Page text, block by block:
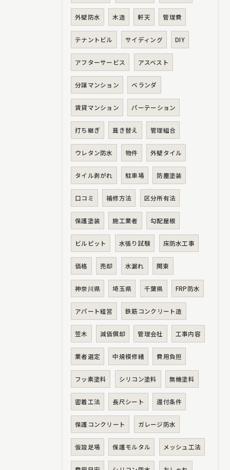
外壁防水 木造 軒天 管理費
テナントビル サイディング DIY
アフターサービス アスベスト
分譲マンション ベランダ
賃貸マンション パーテーション
打ち継ぎ 葺き替え 管理組合
ウレタン防水 物件 外壁タイル
タイル剥がれ 駐車場 防塵塗装
口コミ 補修方法 区分所有法
保護塗装 施工業者 勾配屋根
ビルピット 水張り試験 床防水工事
価格 売却 水漏れ 関東
神奈川県 埼玉県 千葉県 FRP防水
アパート経営 鉄筋コンクリート造
笠木 減価償却 管理会社 工事内容
業者選定 中規模修繕 費用負担
フッ素塗料 シリコン塗料 無機塗料
密着工法 長尺シート 還付条件
保護コンクリート ガレージ防水
仮設足場 保護モルタル メッシュ工法